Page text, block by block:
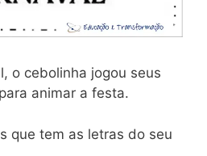
o cebolinha jogou seus
animar a festa.
que tem as letras do seu